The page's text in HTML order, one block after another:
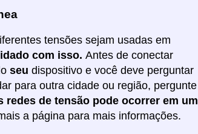
tensões sejam usadas em
com isso. Antes de conectar
seu dispositivo e você deve perguntar
para outra cidade ou região, pergunte
de tensão pode ocorrer em um
a página para mais informações.